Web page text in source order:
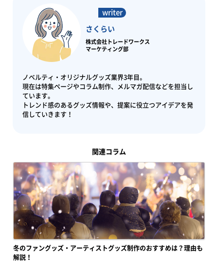
さくらい
株式会社トレードワークス
マーケティング部
ノベルティ・オリジナルグッズ業界3年目。
現在は特集ページやコラム制作、メルマガ配信などを担当し
ています。
トレンド感のあるグッズ情報や、提案に役立つアイデアを発
信していきます！
関連コラム
冬のファングッズ・アーティストグッズ制作のおすすめは？理由も
解説！